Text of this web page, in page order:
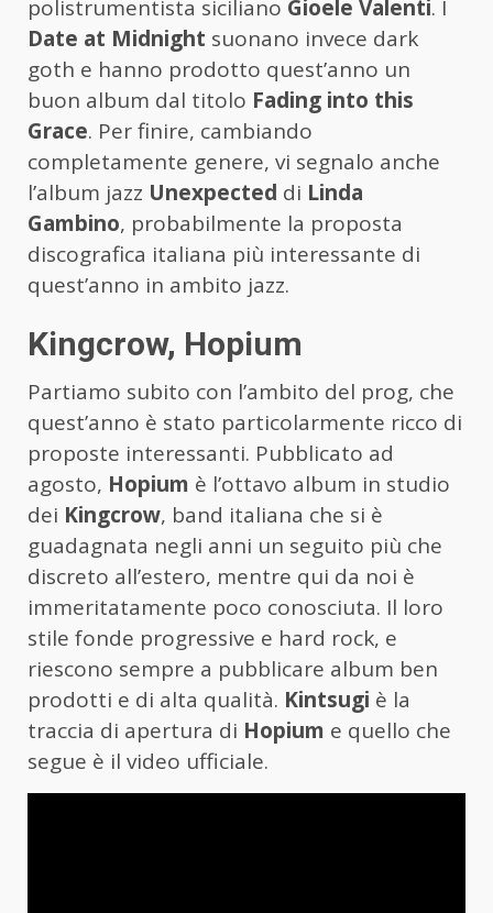
polistrumentista siciliano Gioele Valenti. I
Date at Midnight suonano invece dark
goth e hanno prodotto quest’anno un
buon album dal titolo Fading into this
Grace. Per finire, cambiando
completamente genere, vi segnalo anche
l’album jazz Unexpected di Linda
Gambino, probabilmente la proposta
discografica italiana più interessante di
quest’anno in ambito jazz.
Kingcrow, Hopium
Partiamo subito con l’ambito del prog, che
quest’anno è stato particolarmente ricco di
proposte interessanti. Pubblicato ad
agosto, Hopium è l’ottavo album in studio
dei Kingcrow, band italiana che si è
guadagnata negli anni un seguito più che
discreto all’estero, mentre qui da noi è
immeritatamente poco conosciuta. Il loro
stile fonde progressive e hard rock, e
riescono sempre a pubblicare album ben
prodotti e di alta qualità. Kintsugi è la
traccia di apertura di Hopium e quello che
segue è il video ufficiale.